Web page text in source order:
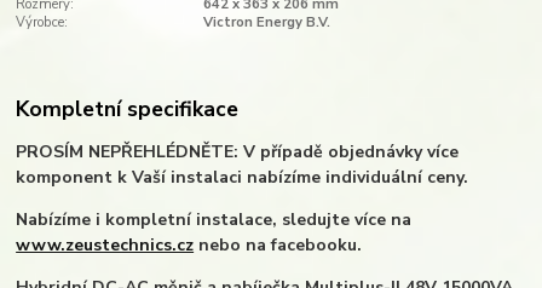
Rozmery:
642 x 363 x 206 mm​
Výrobce:
Victron Energy B.V.
Kompletní specifikace
PROSÍM NEPŘEHLÉDNĚTE: V případě objednávky více
komponent k Vaší instalaci nabízíme individuální ceny.
Nabízíme i kompletní instalace, sledujte více na
www.zeustechnics.cz nebo na facebooku.